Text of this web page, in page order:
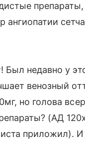
ангиопатии
Был недавно у
венозный
но голова
(АД
приложил).